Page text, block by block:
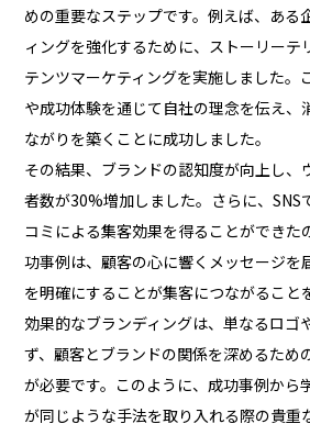
めの重要なステップです。例えば、ある
ィングを強化するために、ストーリーテ
テンツマーケティングを実施しました。
や成功体験を通じて自社の理念を伝え、
ながりを築くことに成功しました。
その結果、ブランドの認知度が向上し、
者数が30%増加しました。さらに、SNS
コミによる集客効果を得ることができた
功事例は、顧客の心に響くメッセージを
を明確にすることが集客につながること
効果的なブランディングは、単なるロゴ
ず、顧客とブランドの関係を深めるため
が必要です。このように、成功事例から
が同じような手法を取り入れる際の貴重